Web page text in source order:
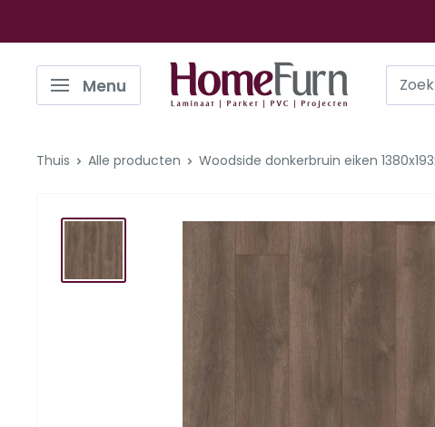
naar
Menu
Homefurn
Thuis Alle producten Woodside donkerbruin eiken